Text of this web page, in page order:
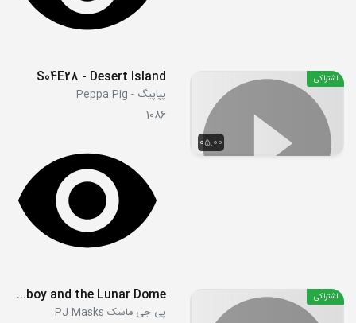
05:00
اشتراکی S04E28 - Desert Island
پپاپیگ - Peppa Pig
1086
اشتراکی S01E47 - Catboy and the Lunar Dome
پی جی ماسک PJ Masks